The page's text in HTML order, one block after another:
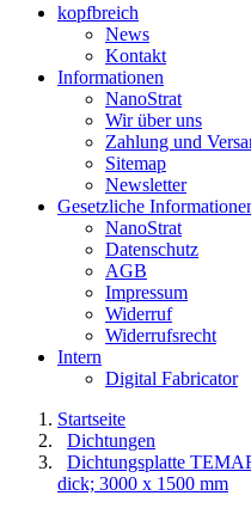
kopfbreich
News
Kontakt
Informationen
NanoStrat
Wir über uns
Zahlung und
Sitemap
Newsletter
Gesetzliche
NanoStrat
Datenschutz
AGB
Impressum
Widerruf
Widerrufsrecht
Intern
Digital Fabricator
Startseite
Dichtungen
Dichtungsplatte
dick; 3000 x 1500 mm